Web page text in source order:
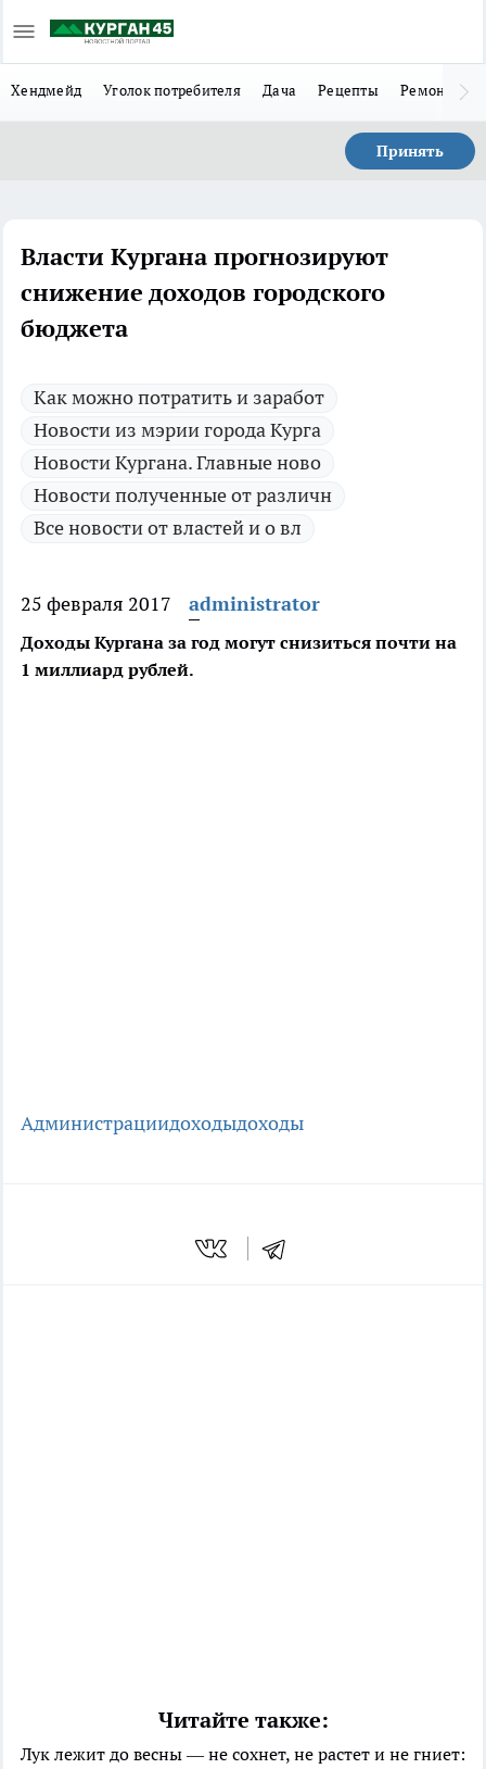
Хендмейд Уголок потребителя Дача Рецепты Ремонт
Принять
Власти Кургана прогнозируют
снижение доходов городского
бюджета
Как можно потратить и заработ
Новости из мэрии города Курга
Новости Кургана. Главные ново
Новости полученные от различн
Все новости от властей и о вл
25 февраля 2017 administrator
Доходы Кургана за год могут снизиться почти на
1 миллиард рублей.
Администрациидоходыдоходы
Читайте также:
Лук лежит до весны — не сохнет, не растет и не гниет: